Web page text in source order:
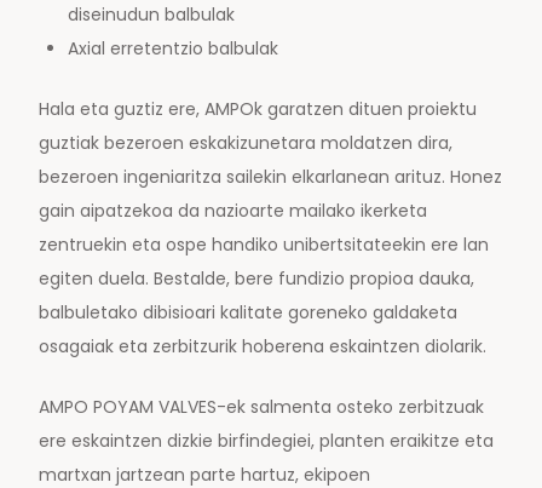
diseinudun balbulak
Axial erretentzio balbulak
Hala eta guztiz ere, AMPOk garatzen dituen proiektu
guztiak bezeroen eskakizunetara moldatzen dira,
bezeroen ingeniaritza sailekin elkarlanean arituz. Honez
gain aipatzekoa da nazioarte mailako ikerketa
zentruekin eta ospe handiko unibertsitateekin ere lan
egiten duela. Bestalde, bere fundizio propioa dauka,
balbuletako dibisioari kalitate goreneko galdaketa
osagaiak eta zerbitzurik hoberena eskaintzen diolarik.
AMPO POYAM VALVES-ek salmenta osteko zerbitzuak
ere eskaintzen dizkie birfindegiei, planten eraikitze eta
martxan jartzean parte hartuz, ekipoen